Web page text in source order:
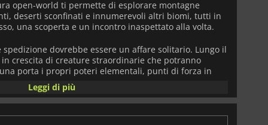
open-world ti permette di esplorare montagne
deserti sconfinati e innumerevoli altri biomi, tutti in
una scoperta e un incontro inaspettato alla volta.
dovrebbe essere un affare solitario. Lungo il
crescita di creature straordinarie che potranno
porta i propri poteri elementali, punti di forza in
aiutandoti a raccogliere risorse, difenderti
che sarebbero impossibili da sole. Sono una parte
Leggi di più